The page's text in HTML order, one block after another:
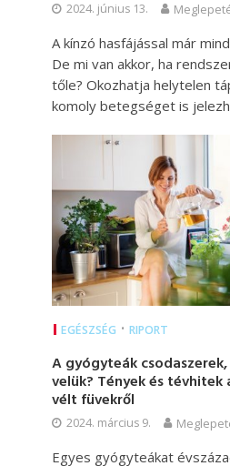
2024. június 13.
A kínzó hasfájással már
De mi van akkor, ha
tőle? Okozhatja helytelen
komoly betegséget is
EGÉSZSÉG • RIPORT
A gyógyteák
velük? Tények és tévhitek
vélt füvekről
2024. március 9.
Egyes gyógyteákat